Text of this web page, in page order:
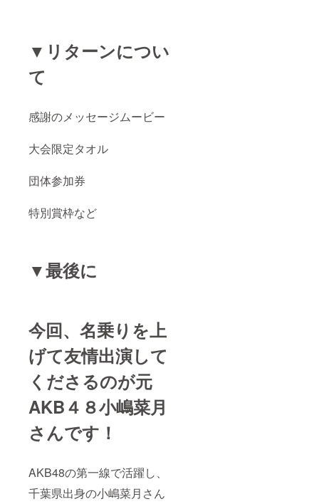
▼リターンについ
て
感謝のメッセージムービー
大会限定タオル
団体参加券
特別賞枠など
▼最後に
今回、名乗りを上
げて友情出演して
くださるのが元
AKB４８小嶋菜月
さんです！
AKB48の第一線で活躍し、
千葉県出身の小嶋菜月さん